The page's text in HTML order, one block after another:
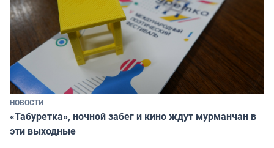
НОВОСТИ
«Табуретка», ночной забег и кино ждут мурманчан в
эти выходные